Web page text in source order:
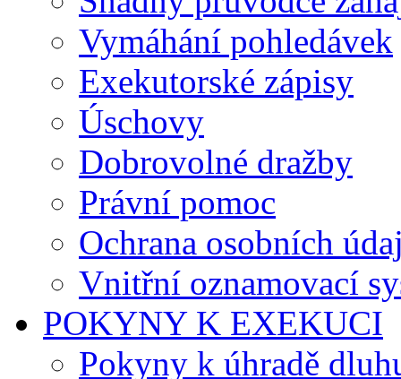
Vymáhání pohledávek
Exekutorské zápisy
Úschovy
Dobrovolné dražby
Právní pomoc
Ochrana osobních
Vnitřní oznamovací
POKYNY K EXEKUCI
Pokyny k úhradě